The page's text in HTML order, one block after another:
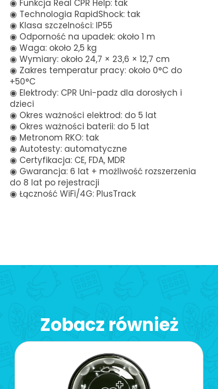
◉ Funkcja Real CPR Help: tak
◉ Technologia RapidShock: tak
◉ Klasa szczelności: IP55
◉ Odporność na upadek: około 1 m
◉ Waga: około 2,5 kg
◉ Wymiary: około 24,7 × 23,6 × 12,7 cm
◉ Zakres temperatur pracy: około 0°C do
+50°C
◉ Elektrody: CPR Uni-padz dla dorosłych i
dzieci
◉ Okres ważności elektrod: do 5 lat
◉ Okres ważności baterii: do 5 lat
◉ Metronom RKO: tak
◉ Autotesty: automatyczne
◉ Certyfikacja: CE, FDA, MDR
◉ Gwarancja: 6 lat + możliwość rozszerzenia
do 8 lat po rejestracji
◉ Łączność WiFi/4G: PlusTrack
Zobacz również